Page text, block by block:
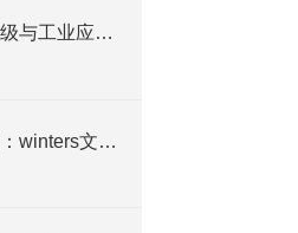
文特斯压力表精度等级与工业应用场景解析
从流程工业到实验室：winters文特斯压力表的多元应用场景